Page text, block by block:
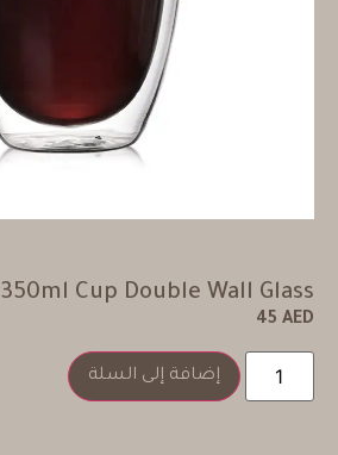
350ml Cup Double Wall Glass
45 AED
إضافة إلى السلة